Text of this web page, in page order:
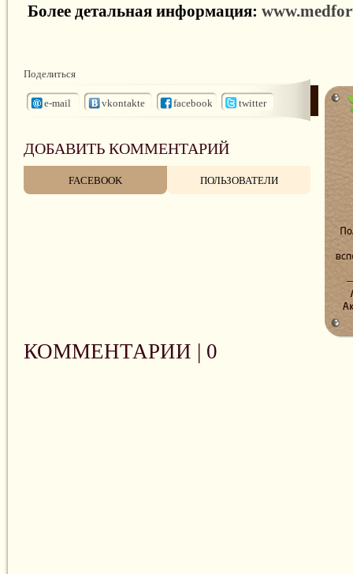
Более детальная информация:
Поделиться
e-mail vkontakte facebook twitter
ДОБАВИТЬ КОММЕНТАРИЙ
FACEBOOK ПОЛЬЗОВАТЕЛИ
КОММЕНТАРИИ | 0